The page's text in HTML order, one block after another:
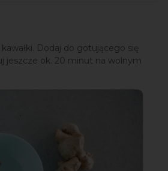
Dodaj do gotującego się
jeszcze ok. 20 minut na wolnym